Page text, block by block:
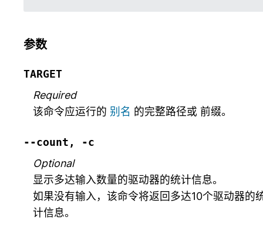
参数
TARGET
Required
该命令应运行的 别名 的完整路径或 前缀。
--count, -c
Optional
显示多达输入数量的驱动器的统计信息。
如果没有输入，该命令将返回多达10个驱动器的
计信息。